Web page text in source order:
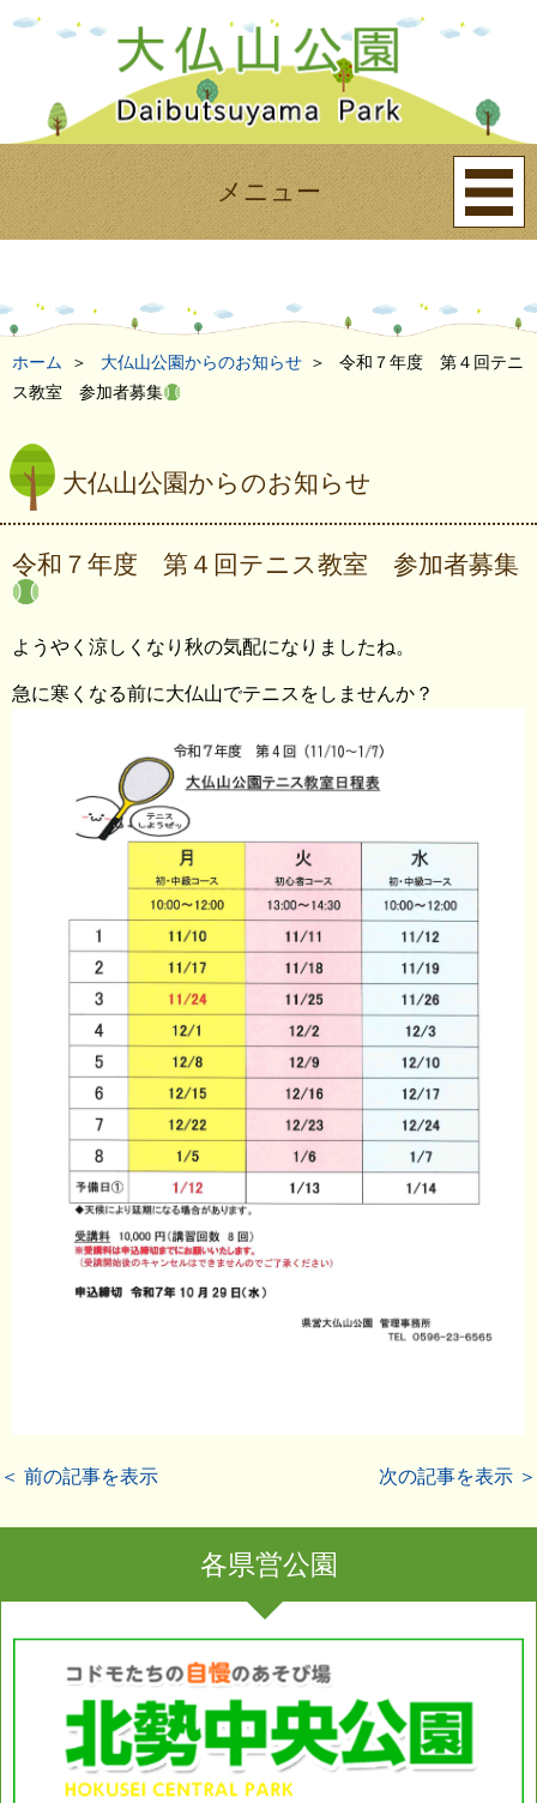
メニュー
ホーム 大仏山公園からのお知らせ
令和７年度 第４回テニ
ス教室 参加者募集
大仏山公園からのお知らせ
令和７年度 第４回テニス教室 参加者募集
ようやく涼しくなり秋の気配になりましたね。
急に寒くなる前に大仏山でテニスをしませんか？
＜ 前の記事を表示 次の記事を表示 ＞
各県営公園